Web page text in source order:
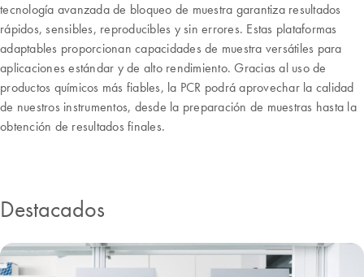
tecnología avanzada de bloqueo de muestra garantiza resultados
rápidos, sensibles, reproducibles y sin errores. Estas plataformas
adaptables proporcionan capacidades de muestra versátiles para
aplicaciones estándar y de alto rendimiento. Gracias al uso de
productos químicos más fiables, la PCR podrá aprovechar la calidad
de nuestros instrumentos, desde la preparación de muestras hasta la
obtención de resultados finales.
Destacados